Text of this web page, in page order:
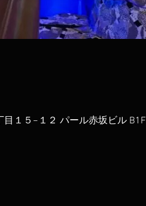
１５−１２ パール赤坂ビル B1F